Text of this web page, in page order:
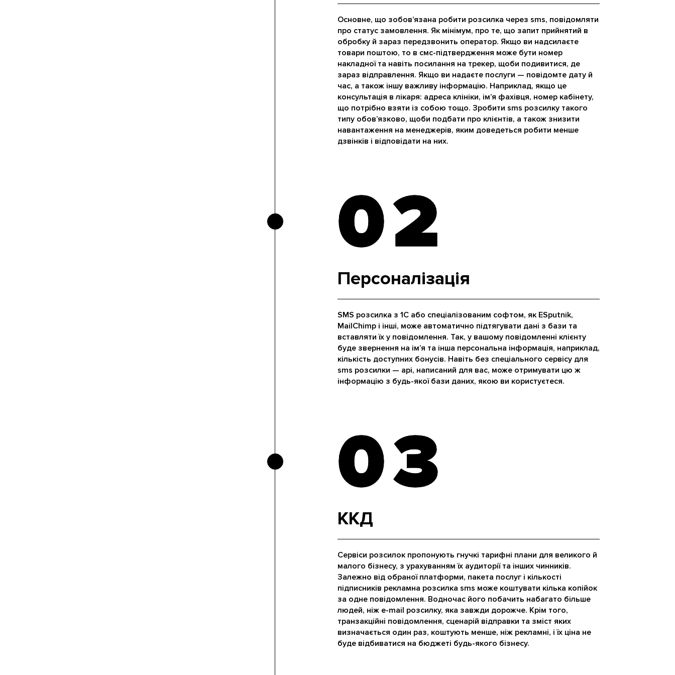
Основне, що зобов’язана робити розсилка через sms, повідомляти
про статус замовлення. Як мінімум, про те, що запит прийнятий в
обробку й зараз передзвонить оператор. Якщо ви надсилаєте
товари поштою, то в смс-підтвердження може бути номер
накладної та навіть посилання на трекер, щоби подивитися, де
зараз відправлення. Якщо ви надаєте послуги — повідомте дату й
час, а також іншу важливу інформацію. Наприклад, якщо це
консультація в лікаря: адреса клініки, ім’я фахівця, номер кабінету,
що потрібно взяти із собою тощо. Зробити sms розсилку такого
типу обов’язково, щоби подбати про клієнтів, а також знизити
навантаження на менеджерів, яким доведеться робити менше
дзвінків і відповідати на них.
02
02
Персоналізація
SMS розсилка з 1С або спеціалізованим софтом, як ESputnik,
MailChimp і інші, може автоматично підтягувати дані з бази та
вставляти їх у повідомлення. Так, у вашому повідомленні клієнту
буде звернення на ім’я та інша персональна інформація, наприклад,
кількість доступних бонусів. Навіть без спеціального сервісу для
sms розсилки — api, написаний для вас, може отримувати цю ж
інформацію з будь-якої бази даних, якою ви користуєтеся.
03
03
ККД
Сервіси розсилок пропонують гнучкі тарифні плани для великого й
малого бізнесу, з урахуванням їх аудиторії та інших чинників.
Залежно від обраної платформи, пакета послуг і кількості
підписників рекламна розсилка sms може коштувати кілька копійок
за одне повідомлення. Водночас його побачить набагато більше
людей, ніж e-mail розсилку, яка завжди дорожче. Крім того,
транзакційні повідомлення, сценарій відправки та зміст яких
визначається один раз, коштують менше, ніж рекламні, і їх ціна не
буде відбиватися на бюджеті будь-якого бізнесу.